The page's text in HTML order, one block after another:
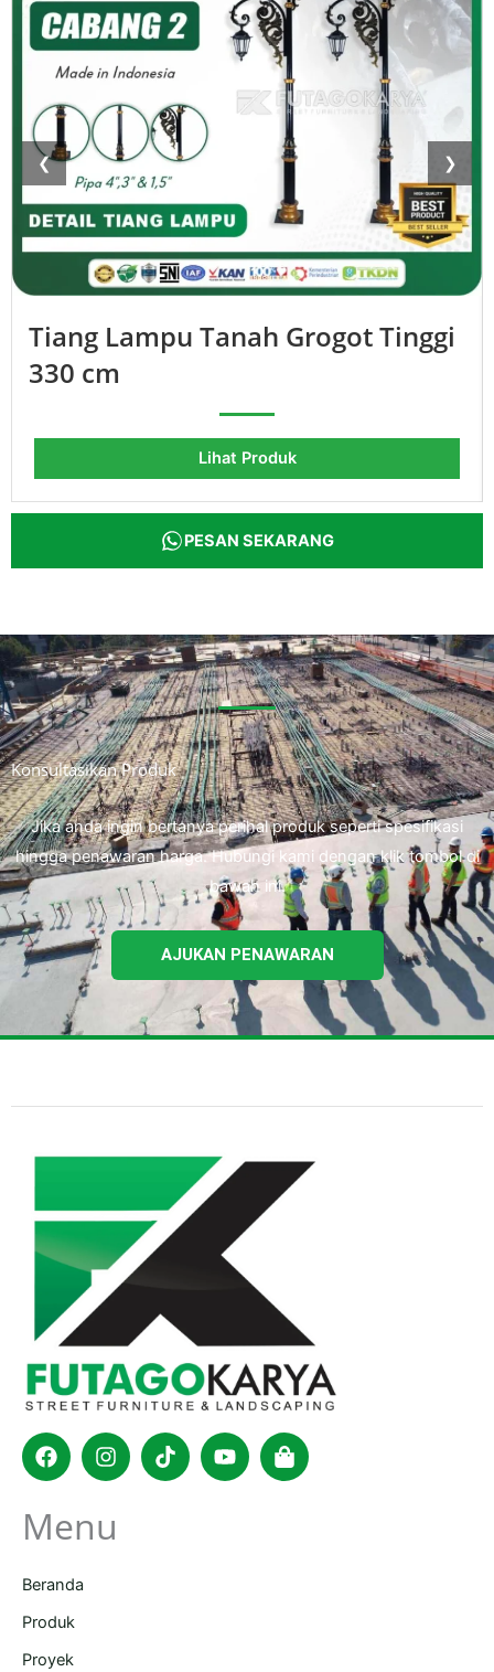
❮ ❯
Tiang Lampu Tanah Grogot Tinggi
330 cm
Lihat Produk
PESAN SEKARANG
Konsultasikan Produk
Jika anda ingin bertanya perihal produk seperti spesifikasi
hingga penawaran harga. Hubungi kami dengan klik tombol di
bawah ini.
AJUKAN PENAWARAN
FacebookInstagram
TiktokYoutubeShopping-
bag
Menu
Beranda
Produk
Proyek